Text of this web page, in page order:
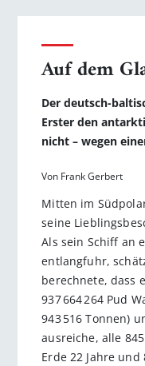
Auf dem
Der deutsch-
Erster den
nicht – wegen
Von Frank Gerbert
Mitten im
seine
Als sein Schiff an
entlangfuhr,
berechnete, dass
937 664 264 Pud
943 516 Tonnen)
ausreiche, alle
Erde 22 Jahre